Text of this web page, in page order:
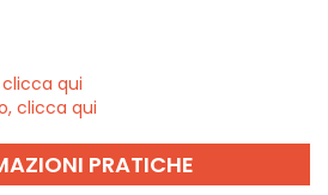
qui
clicca qui
PRATICHE